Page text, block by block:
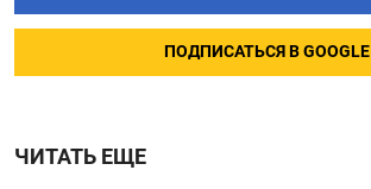
ПОДПИСАТЬСЯ В GOOGLE
ЧИТАТЬ ЕЩЕ